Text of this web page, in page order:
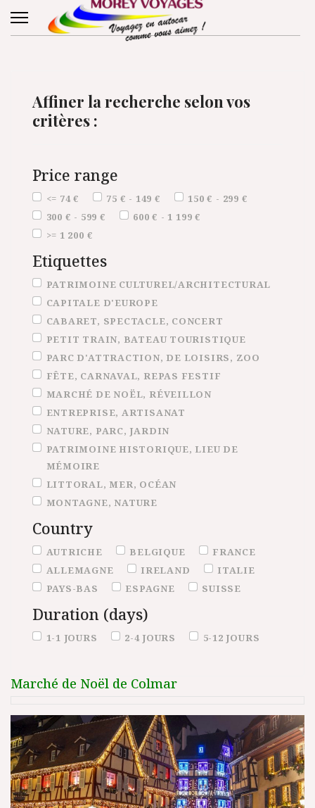
Affiner la recherche selon vos
critères :
Price range
Price range
<= 74 € 75 € - 149 €
150 € - 299 €
300 € - 599 €
600 € - 1 199 €
>= 1 200 €
Etiquettes
Etiquettes
PATRIMOINE CULTUREL/ARCHITECTURAL
CAPITALE D'EUROPE
CABARET, SPECTACLE, CONCERT
PETIT TRAIN, BATEAU TOURISTIQUE
PARC D'ATTRACTION, DE LOISIRS, ZOO
FÊTE, CARNAVAL, REPAS FESTIF
MARCHÉ DE NOËL, RÉVEILLON
ENTREPRISE, ARTISANAT
NATURE, PARC, JARDIN
PATRIMOINE HISTORIQUE, LIEU DE
MÉMOIRE
LITTORAL, MER, OCÉAN
MONTAGNE, NATURE
Country
Country
AUTRICHE BELGIQUE
FRANCE
ALLEMAGNE
IRELAND
ITALIE
PAYS-BAS
ESPAGNE SUISSE
Duration (days)
Duration (days)
1-1 JOURS 2-4 JOURS 5-12 JOURS
Marché de Noël de Colmar